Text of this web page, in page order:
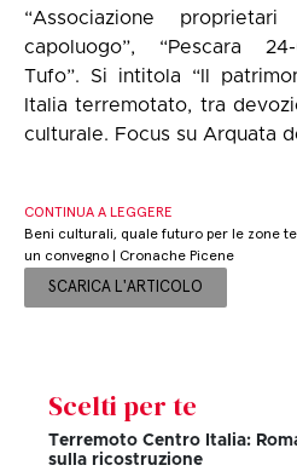
“Associazione
capoluogo”, “Pescara 24-
Tufo”. Si intitola “Il
Italia terremotato, tra
culturale. Focus su Arquata
CONTINUA A LEGGERE
Beni culturali, quale futuro per le zone
un convegno | Cronache Picene
SCARICA L'ARTICOLO
Scelti per te
Terremoto Centro Italia:
sulla ricostruzione